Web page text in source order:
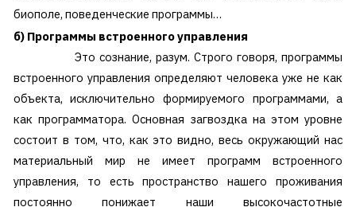
биополе, поведенческие программы…
б) Программы встроенного управления
Это сознание, разум. Строго говоря, программы
встроенного управления определяют человека уже не как
объекта, исключительно формируемого программами, а
как программатора. Основная загвоздка на этом уровне
состоит в том, что, как это видно, весь окружающий нас
материальный мир не имеет программ встроенного
управления, то есть пространство нашего проживания
постоянно понижает наши высокочастотные